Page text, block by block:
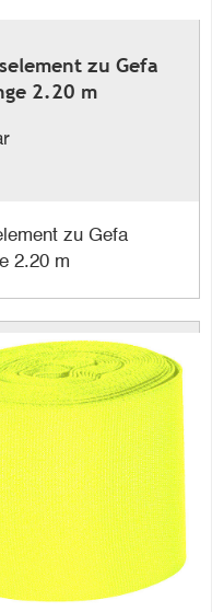
zu Gefa
2.20 m
zu Gefa
2.20 m